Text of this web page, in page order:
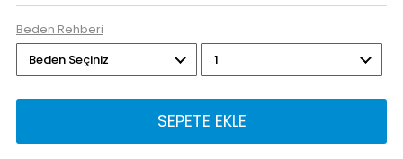
Beden Rehberi
SEPETE EKLE